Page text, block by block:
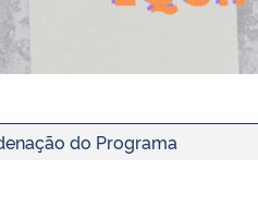
do Programa